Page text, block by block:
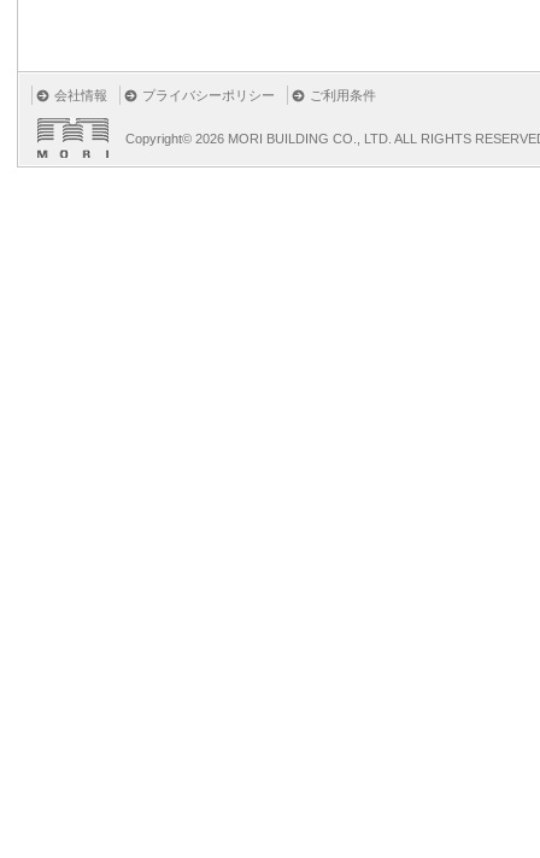
会社情報 プライバシーポリシー ご利用条件
Copyright© 2026 MORI BUILDING CO., LTD. ALL RIGHTS